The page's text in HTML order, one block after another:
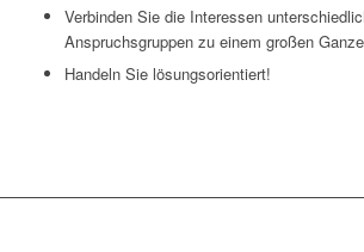
Verbinden Sie die Interessen
Anspruchsgruppen zu einem großen
Handeln Sie lösungsorientiert!